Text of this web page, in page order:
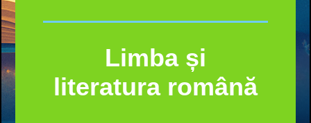
Limba și
literatura română